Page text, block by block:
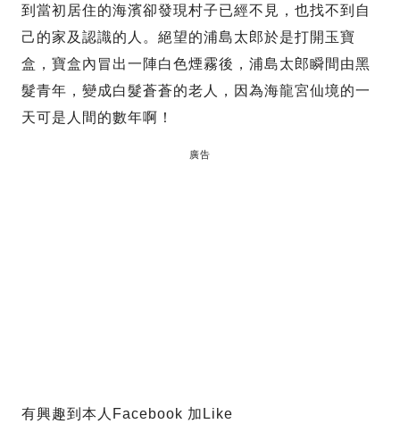
到當初居住的海濱卻發現村子已經不見，也找不到自
己的家及認識的人。絕望的浦島太郎於是打開玉寶
盒，寶盒內冒出一陣白色煙霧後，浦島太郎瞬間由黑
髮青年，變成白髮蒼蒼的老人，因為海龍宮仙境的一
天可是人間的數年啊！
廣告
有興趣到本人Facebook 加Like